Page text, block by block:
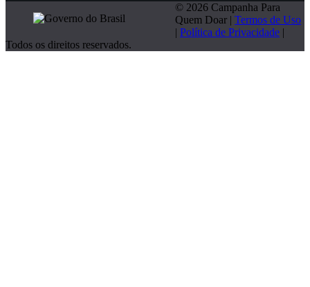
© 2026 Campanha Para
Quem Doar | Termos de Uso
| Política de Privacidade |
Todos os direitos reservados.